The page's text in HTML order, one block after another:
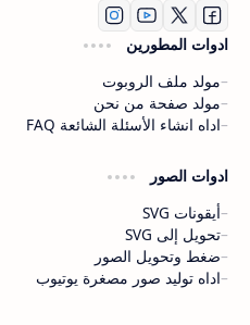
ادوات المطورين
مولد ملف الروبوت
مولد صفحة من نحن
اداه انشاء الأسئلة الشائعة FAQ
ادوات الصور
أيقونات SVG
تحويل إلى SVG
ضغط وتحويل الصور
اداه توليد صور مصغرة يوتيوب